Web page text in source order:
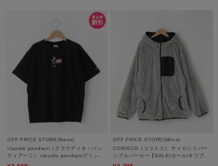
OFF PRICE STORE(Mens)
claudio pandiani（クラウディオ・パン
ディアーニ） claudio pandianiプリント
OFF PRICE STORE(Mens)
CORISCO（コリスコ） ナイロンリバー
シブルパーカー【SALE/セール/オフプラ